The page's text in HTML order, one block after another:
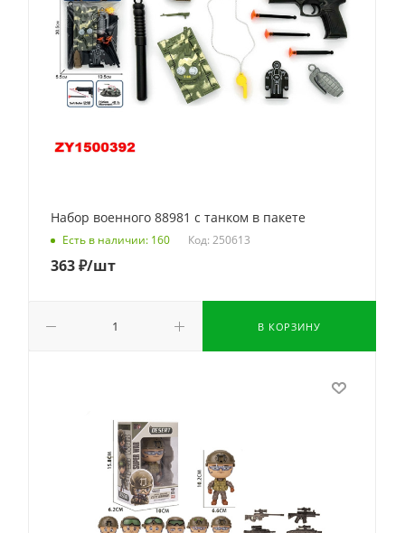
Набор военного 88981 с танком в пакете
Есть в наличии: 160 Код: 250613
363₽/шт
В КОРЗИНУ